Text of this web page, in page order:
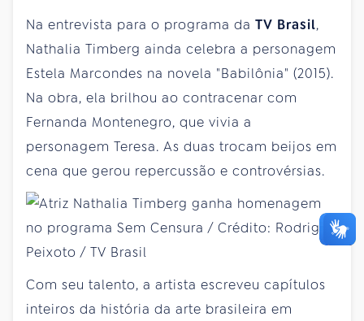
Na entrevista para o programa da TV Brasil,
Nathalia Timberg ainda celebra a personagem
Estela Marcondes na novela "Babilônia" (2015).
Na obra, ela brilhou ao contracenar com
Fernanda Montenegro, que vivia a
personagem Teresa. As duas trocam beijos em
cena que gerou repercussão e controvérsias.
Com seu talento, a artista escreveu capítulos
inteiros da história da arte brasileira em